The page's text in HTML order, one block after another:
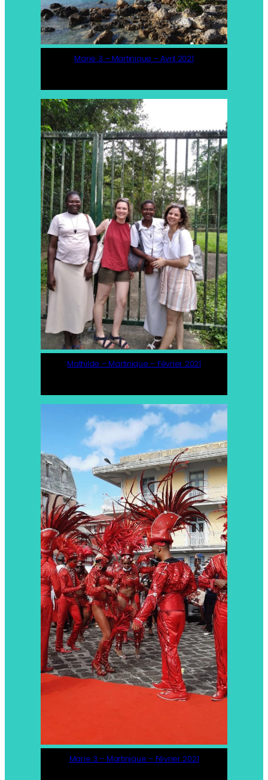
Marie 3 – Martinique – Avril 2021
Mathilde – Martinique – Février 2021
Marie 3 – Martinique – Février 2021